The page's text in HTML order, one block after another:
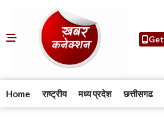
Home राष्ट्रीय मध्य प्रदेश छत्तीसगढ